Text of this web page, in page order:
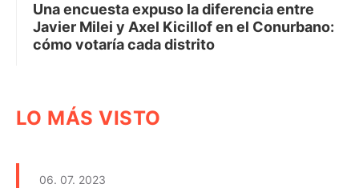
Una encuesta expuso la diferencia entre
Javier Milei y Axel Kicillof en el Conurbano:
cómo votaría cada distrito
LO MÁS VISTO
06. 07. 2023